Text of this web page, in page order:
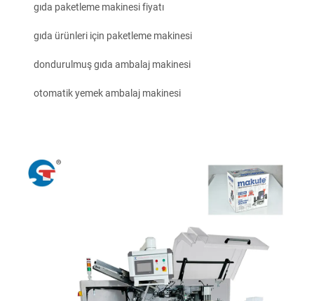
gıda paketleme makinesi fiyatı
gıda ürünleri için paketleme makinesi
dondurulmuş gıda ambalaj makinesi
otomatik yemek ambalaj makinesi